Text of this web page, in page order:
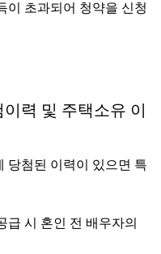
이 초과되어 청약을 신청
력 및 주택소유 이
당첨된 이력이 있으면 특
급 시 혼인 전 배우자의